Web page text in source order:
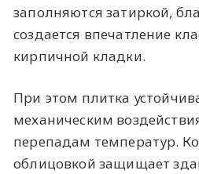
заполняются затиркой,
создается впечатление
кирпичной кладки.
При этом плитка
механическим
перепадам температур.
облицовкой защищает